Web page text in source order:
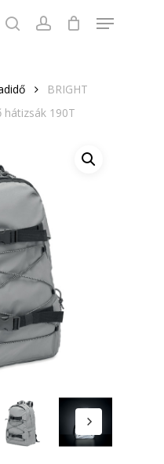
searchaccount
Menu
BRIGHT
hátizsák 190T